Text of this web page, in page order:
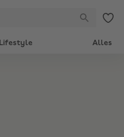
Lifestyle Alles